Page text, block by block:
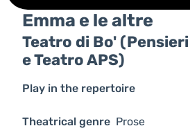
Emma e le altre
Teatro di Bo'
e Teatro APS)
Play in the repertoire
Theatrical genre Prose